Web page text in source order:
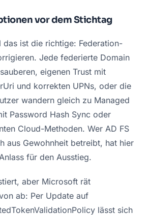
vor dem Stichtag
das ist die richtige: Federation-
Jede federierte Domain
eigenen Trust mit
und korrekten UPNs, oder die
wandern gleich zu Managed
Password Hash Sync oder
Cloud-Methoden. Wer AD FS
aus Gewohnheit betreibt, hat hier
für den Ausstieg.
aber Microsoft rät
ab: Per Update auf
lässt sich